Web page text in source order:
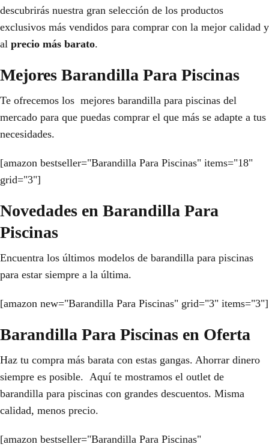
descubrirás nuestra gran selección de los productos
exclusivos más vendidos para comprar con la mejor calidad y
al precio más barato.
Mejores Barandilla Para Piscinas
Te ofrecemos los mejores barandilla para piscinas del
mercado para que puedas comprar el que más se adapte a tus
necesidades.
[amazon bestseller="Barandilla Para Piscinas" items="18"
grid="3"]
Novedades en Barandilla Para
Piscinas
Encuentra los últimos modelos de barandilla para piscinas
para estar siempre a la última.
[amazon new="Barandilla Para Piscinas" grid="3" items="3"]
Barandilla Para Piscinas en Oferta
Haz tu compra más barata con estas gangas. Ahorrar dinero
siempre es posible. Aquí te mostramos el outlet de
barandilla para piscinas con grandes descuentos. Misma
calidad, menos precio.
[amazon bestseller="Barandilla Para Piscinas"